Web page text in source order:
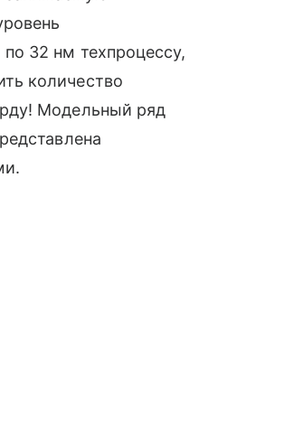
32 нм техпроцессу,
количество
Модельный ряд